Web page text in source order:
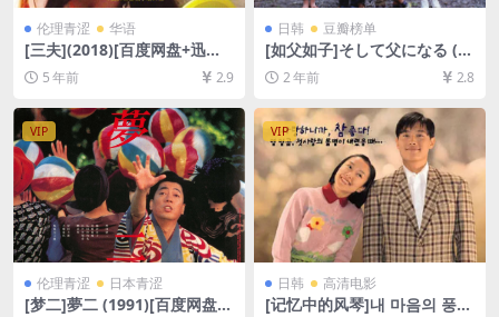
伦理青涩 华语
[三夫](2018)[百度网盘+迅雷
云盘资源1080P超清未删减]
[MP4/4.7GB][粤语中字]【视
频文件+防和谐压缩包（含解
压密码）】
5 年前 2.9
日韩 豆瓣榜单
[如父如子]そして父になる (2
013)[百度网盘+夸克网盘1080
P超清未删减资源][网盘在线播
放/下载][MP4/8.5GB][中文字
幕]
2 年前 2.8
VIP
伦理青涩 日本青涩
[梦二]夢二 (1991)[百度网盘
VIP
日韩 高清电影
[记忆中的风琴]내 마음의 풍금